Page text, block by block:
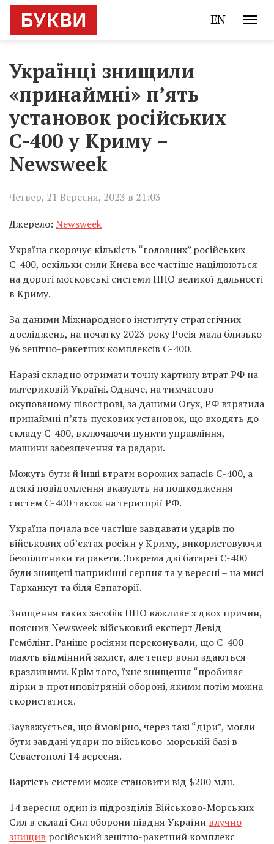
EN
Українці знищили
«принаймні» п’ять
установок російських
С-400 у Криму –
Newsweek
Четвер, 21 Вересня, 2023 в 21:03
Джерело: Newsweek
Україна скорочує кількість “головних” російських
С-400, оскільки сили Києва все частіше націлюються
на дорогі московські системи ППО великої дальності
в Криму.
За даними Міжнародного інституту стратегічних
досліджень, на початку 2023 року Росія мала близько
96 зенітно-ракетних комплексів С-400.
Наразі складно отримати точну картину втрат РФ на
материковій Україні. Одначе, на тимчасово
окупованому півострові, за даними Oryx, РФ втратила
принаймні п’ять пускових установок, що входять до
складу С-400, включаючи пункти управління,
машини забезпечення та радари.
Можуть бути й інші втрати ворожих запасів С-400, а
деякі повідомлення вказують на пошкодження
систем С-400 також на території РФ.
Україна почала все частіше завдавати ударів по
військових об’єктах росіян у Криму, використовуючи
безпілотники та ракети. Зокрема дві батареї С-400
були знищені наприкінці серпня та у вересні – на мисі
Тарханкут та біля Євпаторії.
Знищення таких засобів ППО важливе з двох причин,
пояснив Newsweek військовий експерт Девід
Гемблінг. Раніше росіяни переконували, що С-400
мають відмінний захист, але тепер вони здаються
вразливими. Крім того, їхнє знищення “пробиває
дірки в протиповітряній обороні, якими потім можна
скористатися.
Зауважується, що ймовірно, через такі “діри”, могли
бути завдані удари по військово-морській базі в
Севастополі 14 вересня.
Вартість системи може становити від $200 млн.
14 вересня один із підрозділів Військово-Морських
Сил в складі Сил оборони півдня України влучно
знищив російський зенітно-ракетний комплекс